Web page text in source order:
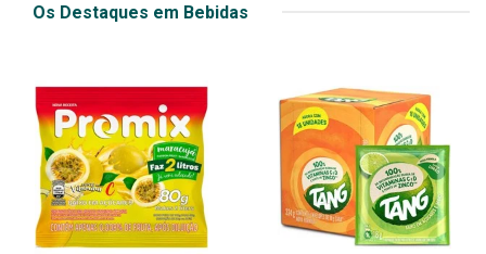
Os Destaques em Bebidas